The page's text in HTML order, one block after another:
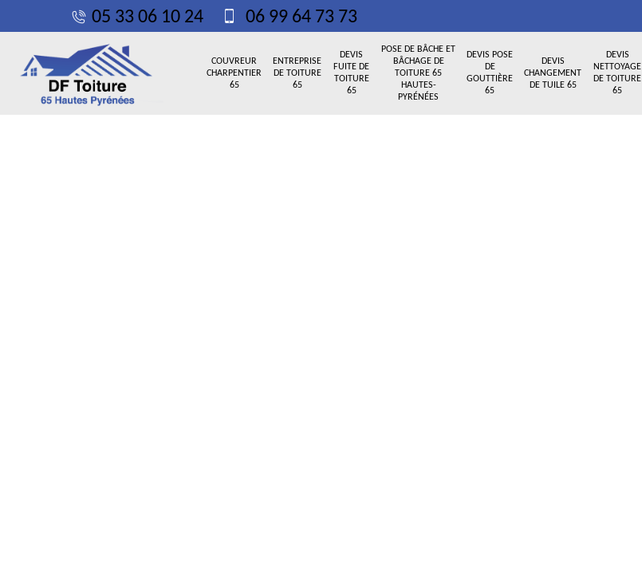
05 33 06 10 24 06 99 64 73 73
COUVREUR
CHARPENTIER
65
ENTREPRISE
DE TOITURE
65
DEVIS
FUITE DE
TOITURE
65
POSE DE BÂCHE ET
BÂCHAGE DE
TOITURE 65
HAUTES-
PYRÉNÉES
DEVIS POSE
DE
GOUTTIÈRE
65
DEVIS
CHANGEMENT
DE TUILE 65
DEVIS
NETTOYAGE
DE TOITURE
65